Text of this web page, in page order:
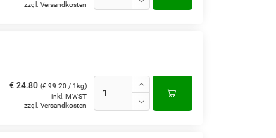
zzgl. Versandkosten
€ 24.80 (€ 99.20 / 1kg)
inkl. MWST
zzgl. Versandkosten